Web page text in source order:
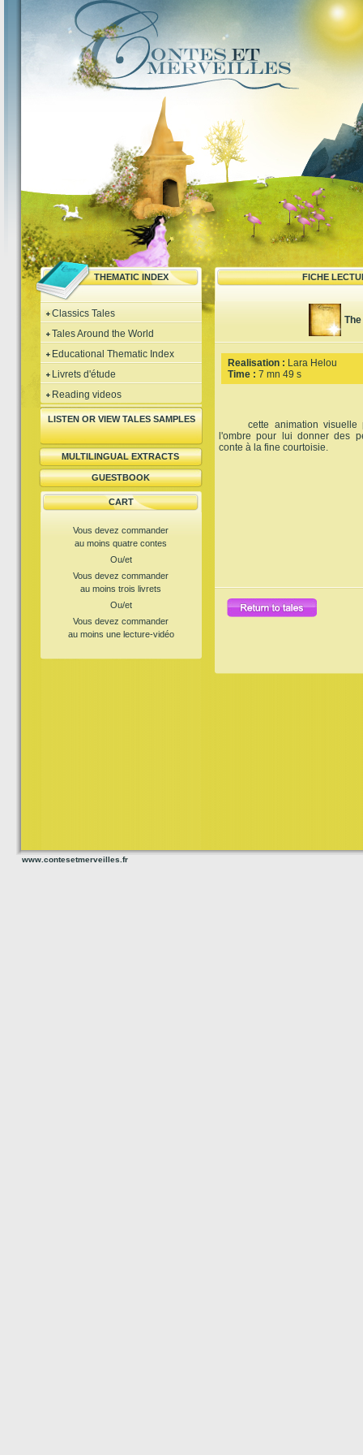
THEMATIC INDEX FICHE
Classics Tales
Tales Around the World
Educational Thematic Index
Livrets d'étude
Reading videos
LISTEN OR VIEW TALES SAMPLES
MULTILINGUAL EXTRACTS
GUESTBOOK
CART
Vous devez commander
au moins quatre contes
Ou/et
Vous devez commander
au moins trois livrets
Ou/et
Vous devez commander
au moins une lecture-vidéo
Realisation : Lara Helou
Time : 7 mn 49 s
cette animation visuelle
l'ombre pour lui donner des
conte à la fine courtoisie.
www.contesetmerveilles.fr